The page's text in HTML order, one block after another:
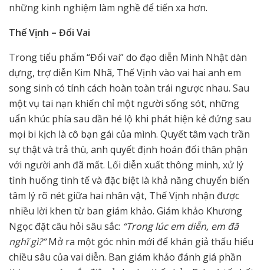
những kinh nghiệm làm nghề để tiến xa hơn.
Thế Vịnh – Đổi Vai
Trong tiểu phẩm “Đổi vai” do đạo diễn Minh Nhật dàn
dựng, trợ diễn Kim Nhã, Thế Vịnh vào vai hai anh em
song sinh có tính cách hoàn toàn trái ngược nhau. Sau
một vụ tai nạn khiến chỉ một người sống sót, những
uẩn khúc phía sau dần hé lộ khi phát hiện kẻ đứng sau
mọi bi kịch là cô bạn gái của mình. Quyết tâm vạch trần
sự thật và trả thù, anh quyết định hoán đổi thân phận
với người anh đã mất. Lối diễn xuất thông minh, xử lý
tình huống tinh tế và đặc biệt là khả năng chuyển biến
tâm lý rõ nét giữa hai nhân vật, Thế Vịnh nhận được
nhiều lời khen từ ban giám khảo. Giám khảo Khương
Ngọc đặt câu hỏi sâu sắc: “Trong lúc em diễn, em đã
nghĩ gì?”Mở ra một góc nhìn mới để khán giả thấu hiểu
chiều sâu của vai diễn. Ban giám khảo đánh giá phần